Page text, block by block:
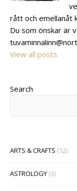
rått och emellanåt
Du som önskar är
View all posts
Search
ARTS & CRAFTS (12)
ASTROLOGY (3)